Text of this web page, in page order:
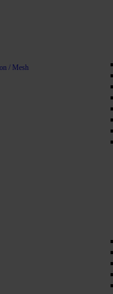
/ Mesh